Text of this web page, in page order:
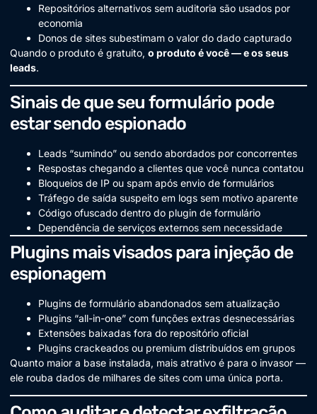
Repositórios alternativos sem auditoria são usados por
economia
Donos de sites subestimam o valor do dado capturado
Quando o produto é gratuito, o produto é você — e os seus
leads.
Sinais de que seu formulário pode
estar sendo espionado
Leads “sumindo” ou sendo abordados por concorrentes
Respostas chegando a clientes que você nunca contatou
Bloqueios de IP ou spam após envio de formulários
Tráfego de saída suspeito em logs sem motivo aparente
Código ofuscado dentro do plugin de formulário
Dependência de serviços externos sem necessidade
Plugins mais visados para injeção de
espionagem
Plugins de formulário abandonados sem atualização
Plugins “all-in-one” com funções extras desnecessárias
Extensões baixadas fora do repositório oficial
Plugins crackeados ou premium distribuídos em grupos
Quanto maior a base instalada, mais atrativo é para o invasor —
ele rouba dados de milhares de sites com uma única porta.